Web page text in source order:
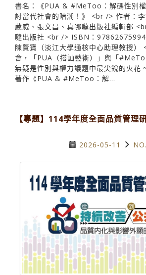
書名：《PUA & #MeToo：解碼性別
討當代社會的暗潮！》 <br /> 作者：
葳威、張文昌、真哪噠出版社編輯部
噠出版社 <br /> ISBN：
陳賢寶（淡江大學通核中心助理教授
會，「PUA（搭訕藝術）」與「
無疑是性別與權力議題中最尖銳的火花
著作《PUA & #MeToo：解...
【專題】114學年度全面品質管理
2026-05-11